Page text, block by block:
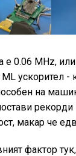
е 0.06 MHz,
ускорител -
на
рекорди
макар че
фактор